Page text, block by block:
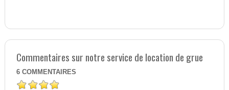
Commentaires sur notre service de location de grue
6 COMMENTAIRES